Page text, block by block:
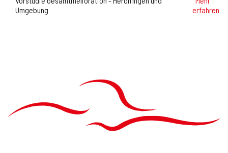
Umgebung
erfahren